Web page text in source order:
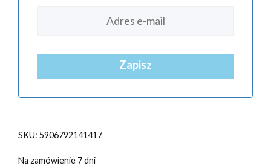
Zapisz
SKU: 5906792141417
Na zamówienie 7 dni